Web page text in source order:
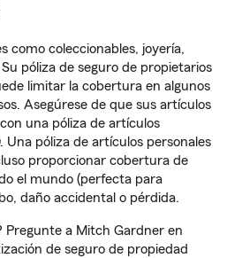
como coleccionables, joyería,
póliza de seguro de propietarios
limitar la cobertura en algunos
Asegúrese de que sus artículos
una póliza de artículos
Una póliza de artículos personales
proporcionar cobertura de
el mundo (perfecta para
daño accidental o pérdida.
Pregunte a Mitch Gardner en
de seguro de propiedad